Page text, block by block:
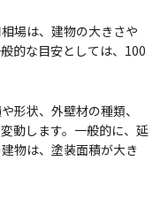
場は、建物の大きさや
的な目安としては、100
形状、外壁材の種類、
動します。一般的に、延
物は、塗装面積が大き